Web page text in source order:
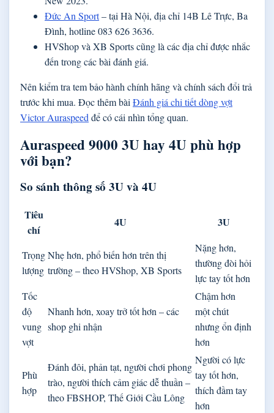
Đức An Sport– tại Hà Nội, địa chỉ 14B Lê Trực, Ba
Đình, hotline 083 626 3636.
HVShop và XB Sports cũng là các địa chỉ được nhắc
đến trong các bài đánh giá.
Nên kiểm tra tem bảo hành chính hãng và chính sách đổi trả
trước khi mua. Đọc thêm bài Đánh giá chi tiết dòng vợt
Victor Auraspeed để có cái nhìn tổng quan.
Auraspeed 9000 3U hay 4U phù hợp
với bạn?
So sánh thông số 3U và 4U
Tiêu
chí
4U 3U
Trọng
lượng
Nhẹ hơn, phổ biến hơn trên thị
trường – theo HVShop, XB Sports
Nặng hơn,
thường đòi hỏi
lực tay tốt hơn
Tốc
độ
vung
vợt
Nhanh hơn, xoay trở tốt hơn – các
shop ghi nhận
Chậm hơn
một chút
nhưng ổn định
hơn
Phù
hợp
Đánh đôi, phản tạt, người chơi phong
trào, người thích cảm giác dễ thuần –
theo FBSHOP, Thế Giới Cầu Lông
Người có lực
tay tốt hơn,
thích đầm tay
hơn